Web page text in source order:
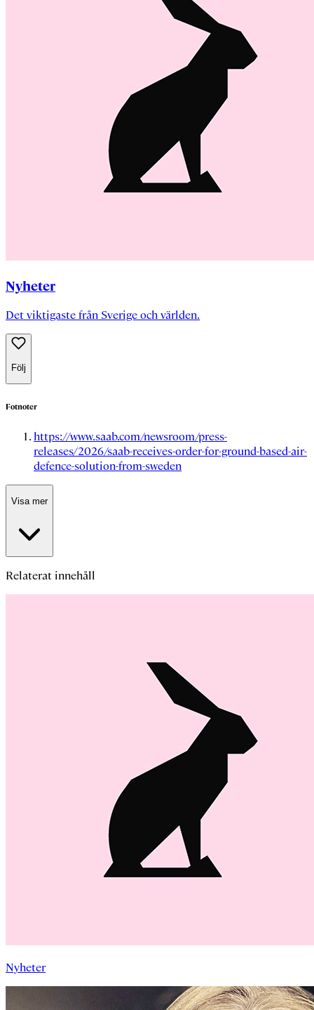
Nyheter
Det viktigaste från Sverige och världen.
Följ
Fotnoter
https://www.saab.com/newsroom/press-
releases/2026/saab-receives-order-for-ground-based-air-
defence-solution-from-sweden
Visa mer
Relaterat innehåll
Nyheter